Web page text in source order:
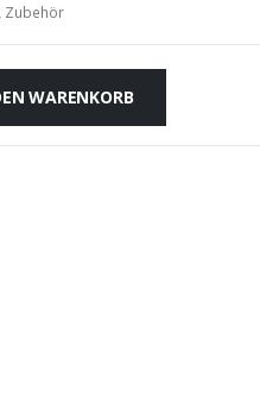
, Zubehör
WARENKORB